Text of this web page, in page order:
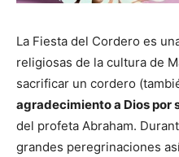
La Fiesta del Cordero es
religiosas de la cultura de
sacrificar un cordero
agradecimiento a Dios por
del profeta Abraham.
grandes peregrinaciones